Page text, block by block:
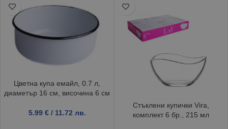
Цветна купа емайл, 0.7 л,
диаметър 16 см, височина 6 см
5.99 € / 11.72 лв.
Стъклени купички Vira,
комплект 6 бр., 215 мл